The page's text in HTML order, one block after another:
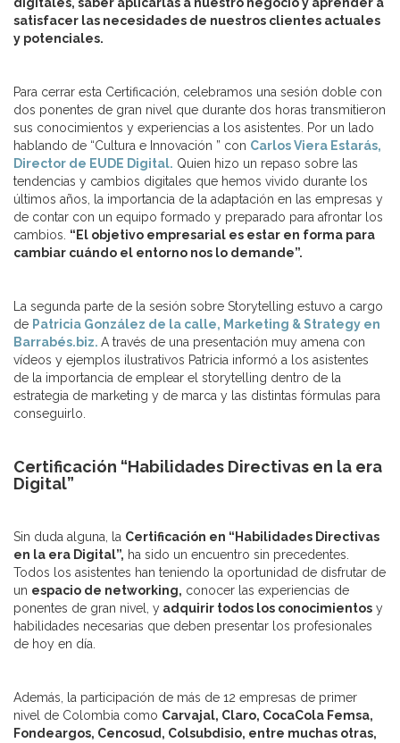
digitales, saber aplicarlas a nuestro negocio y aprender a
satisfacer las necesidades de nuestros clientes actuales
y potenciales.
Para cerrar esta Certificación, celebramos una sesión doble con
dos ponentes de gran nivel que durante dos horas transmitieron
sus conocimientos y experiencias a los asistentes. Por un lado
hablando de “Cultura e Innovación ” con Carlos Viera Estarás,
Director de EUDE Digital. Quien hizo un repaso sobre las
tendencias y cambios digitales que hemos vivido durante los
últimos años, la importancia de la adaptación en las empresas y
de contar con un equipo formado y preparado para afrontar los
cambios. “El objetivo empresarial es estar en forma para
cambiar cuándo el entorno nos lo demande”.
La segunda parte de la sesión sobre Storytelling estuvo a cargo
de Patricia González de la calle, Marketing & Strategy en
Barrabés.biz. A través de una presentación muy amena con
vídeos y ejemplos ilustrativos Patricia informó a los asistentes
de la importancia de emplear el storytelling dentro de la
estrategia de marketing y de marca y las distintas fórmulas para
conseguirlo.
Certificación “Habilidades Directivas en la era
Digital”
Sin duda alguna, la Certificación en “Habilidades Directivas
en la era Digital”, ha sido un encuentro sin precedentes.
Todos los asistentes han teniendo la oportunidad de disfrutar de
un espacio de networking, conocer las experiencias de
ponentes de gran nivel, y adquirir todos los conocimientos y
habilidades necesarias que deben presentar los profesionales
de hoy en día.
Además, la participación de más de 12 empresas de primer
nivel de Colombia como Carvajal, Claro, CocaCola Femsa,
Fondeargos, Cencosud, Colsubdisio, entre muchas otras,